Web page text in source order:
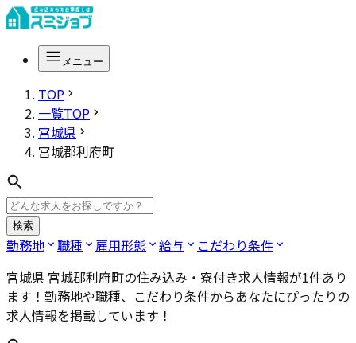
メニュー
TOP
一覧TOP
宮城県
宮城郡利府町
検索
勤務地 職種 雇用形態 給与
こだわり条件
宮城県 宮城郡利府町の住み込み・寮付き求人情報が1件あり
ます！勤務地や職種、こだわり条件からあなたにぴったりの
求人情報を掲載しています！